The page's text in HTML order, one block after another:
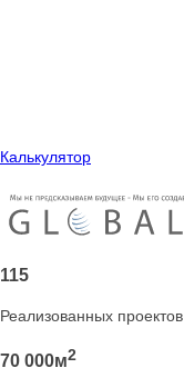
Калькулятор
115
Реализованных проектов
70 000м2